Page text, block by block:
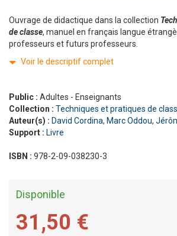
Ouvrage de didactique dans la collection
de classe, manuel en français langue
professeurs et futurs professeurs.
Voir le descriptif complet
Public : Adultes - Enseignants
Collection : Techniques et pratiques de
Auteur(s) : David Cordina, Marc Oddou,
Support : Livre
ISBN : 978-2-09-038230-3
Disponible
31,50 €